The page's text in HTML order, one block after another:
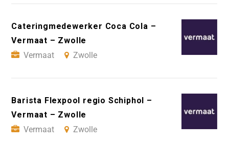
Cateringmedewerker Coca Cola –
Vermaat – Zwolle
Vermaat
Zwolle
Barista Flexpool regio Schiphol –
Vermaat – Zwolle
Vermaat
Zwolle